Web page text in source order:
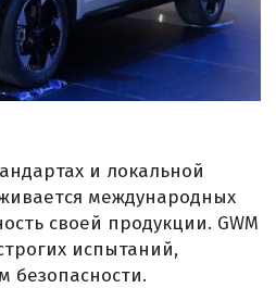
и локальной
международных
своей продукции. GWM
испытаний,
безопасности.